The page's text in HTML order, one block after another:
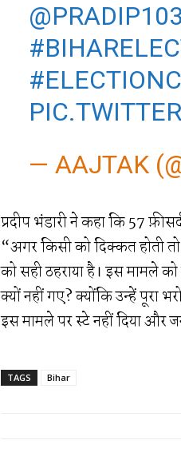
@PRADIP103
— AAJTAK
प्रदीप भंडारी ने कहा कि 57
“अगर किसी को दिक्कत होती
को सही ठहराया है। इस मामले
क्यों नहीं गए? क्योंकि उन्हें पूरा
इस मामले पर स्टे नहीं दिया और
TAGS Bihar